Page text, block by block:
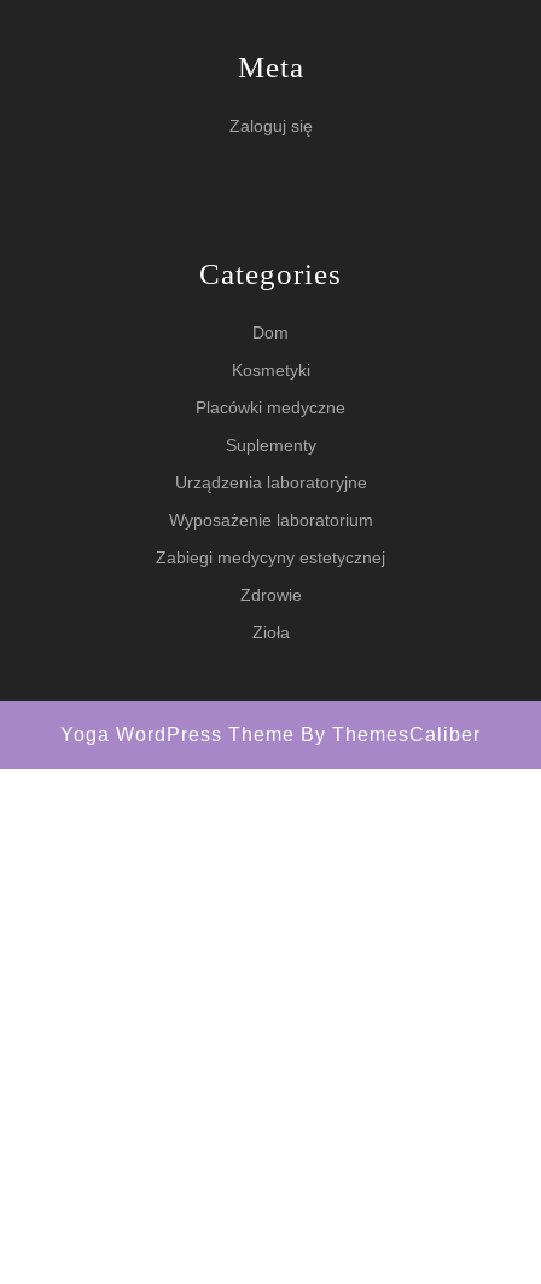
Meta
Zaloguj się
Categories
Dom
Kosmetyki
Placówki medyczne
Suplementy
Urządzenia laboratoryjne
Wyposażenie laboratorium
Zabiegi medycyny estetycznej
Zdrowie
Zioła
Yoga WordPress Theme By ThemesCaliber